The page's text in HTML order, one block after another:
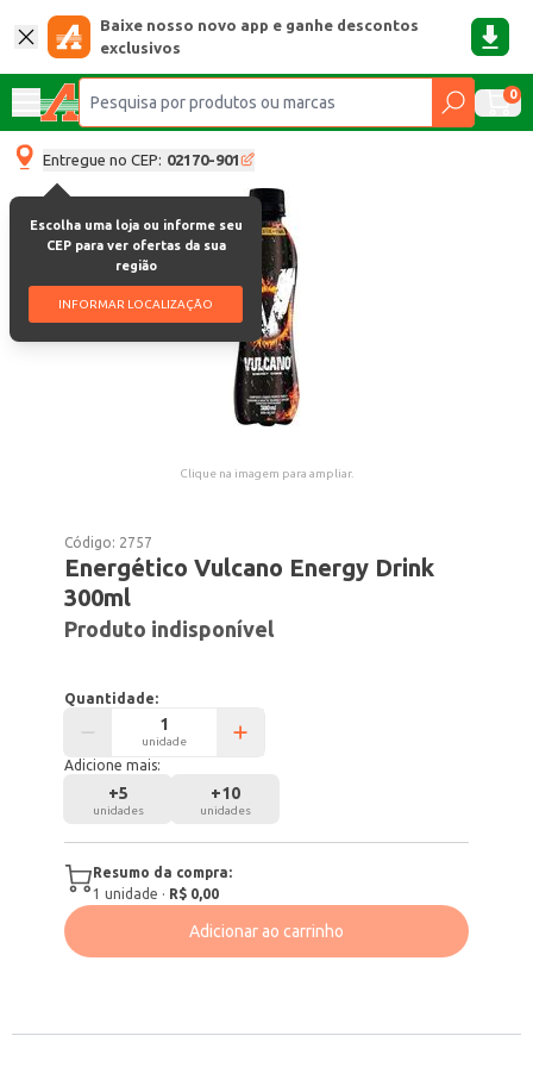
Baixe nosso novo app e ganhe descontos
exclusivos
0
Entregue no CEP: 02170-901
Escolha uma loja ou informe seu
CEP para ver ofertas da sua
região
INFORMAR LOCALIZAÇÃO
Clique na imagem para ampliar.
Código: 2757
Energético Vulcano Energy Drink
300ml
Produto indisponível
Quantidade:
unidade
Adicione mais:
+5
unidades
+10
unidades
Resumo da compra:
1 unidade · R$ 0,00
Adicionar ao carrinho